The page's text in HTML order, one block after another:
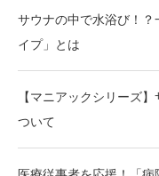
サウナの中で水浴び！
イプ」とは
【マニアックシリーズ
ついて